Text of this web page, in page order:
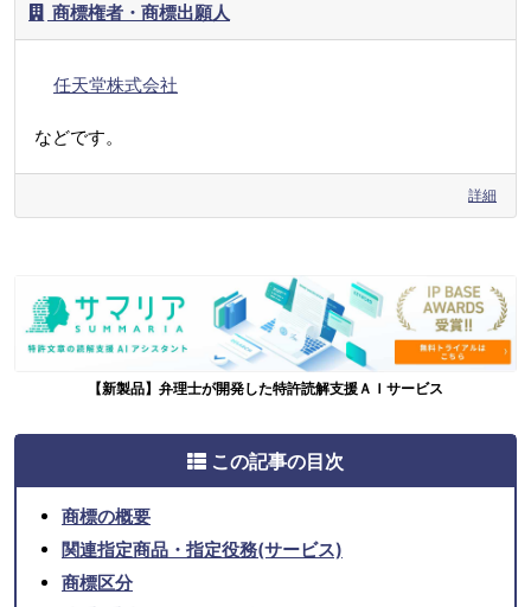
商標権者・商標出願人
任天堂株式会社
などです。
詳細
【新製品】弁理士が開発した特許読解支援ＡＩサービス
この記事の目次
商標の概要
関連指定商品・指定役務(サービス)
商標区分